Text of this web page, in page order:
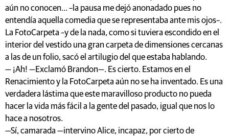
aún no conocen… –la pausa me dejó anonadado pues no
entendía aquella comedia que se representaba ante mis ojos–.
La FotoCarpeta –y de la nada, como si tuviera escondido en el
interior del vestido una gran carpeta de dimensiones cercanas
a las de un folio, sacó el artilugio del que estaba hablando.
— ¡Ah! —Exclamó Brandon—. Es cierto. Estamos en el
Renacimiento y la FotoCarpeta aún no se ha inventado. Es una
verdadera lástima que este maravilloso producto no pueda
hacer la vida más fácil a la gente del pasado, igual que nos lo
hace a nosotros.
—Sí, camarada —intervino Alice, incapaz, por cierto de